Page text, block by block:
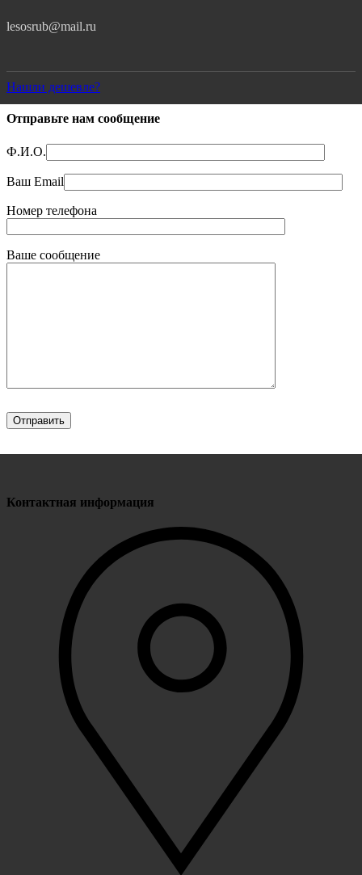
lesosrub@mail.ru
Нашли дешевле?
Отправьте нам сообщение
Ф.И.О.
Ваш Email
Номер телефона
Ваше сообщение
Контактная информация